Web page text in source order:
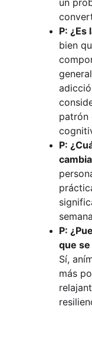
un
P: ¿Es
bien
patrón
P:
P:
que
Sí,
más